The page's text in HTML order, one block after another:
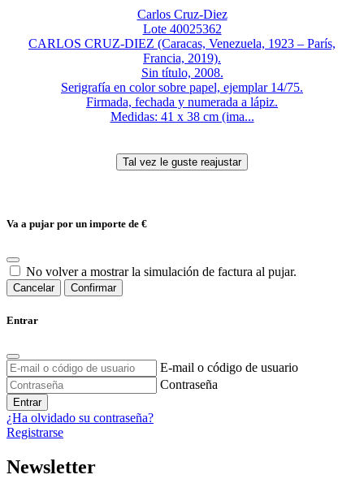
Carlos Cruz-Diez
Lote 40025362
CARLOS CRUZ-DIEZ (Caracas, Venezuela, 1923 – París,
Francia, 2019).
Sin título, 2008.
Serigrafía en color sobre papel, ejemplar 14/75.
Firmada, fechada y numerada a lápiz.
Medidas: 41 x 38 cm (ima...
Va a pujar por un importe de €
No volver a mostrar la simulación de factura al pujar.
Cancelar Confirmar
Entrar
E-mail o código de usuario
Contraseña
Entrar
¿Ha olvidado su contraseña?
Registrarse
Newsletter